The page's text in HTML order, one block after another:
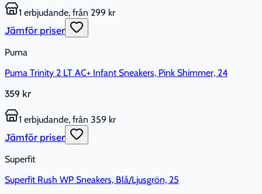
1 erbjudande, från 299 kr
Jämför priser
Puma
Puma Trinity 2 LT AC+ Infant Sneakers, Pink Shimmer, 24
359 kr
1 erbjudande, från 359 kr
Jämför priser
Superfit
Superfit Rush WP Sneakers, Blå/Ljusgrön, 25